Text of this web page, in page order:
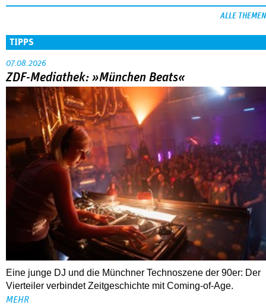
ALLE THEMEN
TIPPS
07.08.2026
ZDF-Mediathek: »München Beats«
Eine junge DJ und die Münchner Technoszene der 90er: Der
Vierteiler verbindet Zeitgeschichte mit Coming-of-Age.
MEHR